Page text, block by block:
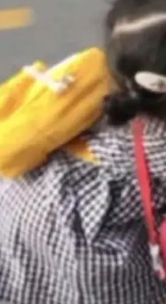
41%，每 token
省的不仅是显
正听懂。通过
的文字直接给
进为“理解语
ASR 3.0 previe
覆盖粤语、吴语
小片区。在开
在多语种的
京ICP备2025119063号